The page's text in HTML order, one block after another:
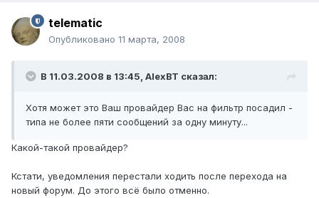
telematic
Опубликовано 11 марта, 2008
В 11.03.2008 в 13:45, AlexBT сказал:
Хотя может это Ваш провайдер Вас на фильтр посадил -
типа не более пяти сообщений за одну минуту...
Какой-такой провайдер?
Кстати, уведомления перестали ходить после перехода на
новый форум. До этого всё было отменно.